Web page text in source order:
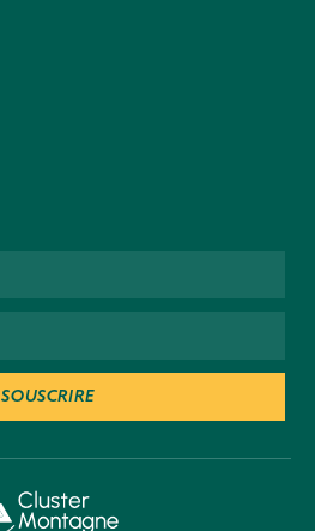
SOUSCRIRE